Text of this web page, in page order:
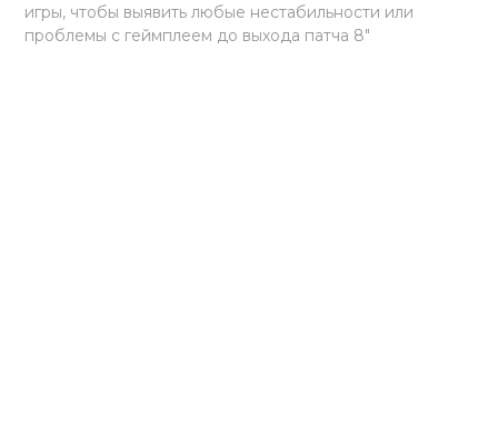
игры, чтобы выявить любые нестабильности или
проблемы с геймплеем до выхода патча 8"